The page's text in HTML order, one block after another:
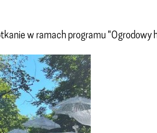
w ramach programu "Ogrodowy